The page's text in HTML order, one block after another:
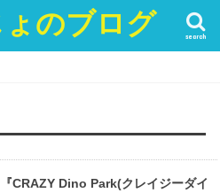
のブログ search
『CRAZY Dino Park(クレイジーダイ